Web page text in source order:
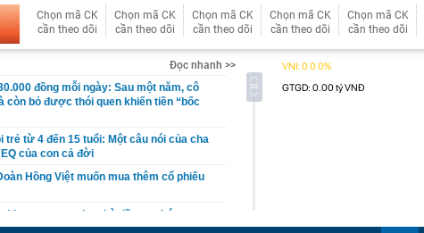
Chọn mã CK
cần theo dõi
Chọn mã CK
cần theo dõi
Chọn mã CK
cần theo dõi
Chọn mã CK
cần theo dõi
Chọn mã CK
cần theo dõi
Đọc nhanh >>
đồng mỗi ngày: Sau một năm, cô
còn bỏ được thói quen khiến tiền “bốc
trẻ từ 4 đến 15 tuổi: Một câu nói của cha
của con cả đời
Hồng Việt muốn mua thêm cổ phiếu
quan trọng cho nhà đầu tư chứng